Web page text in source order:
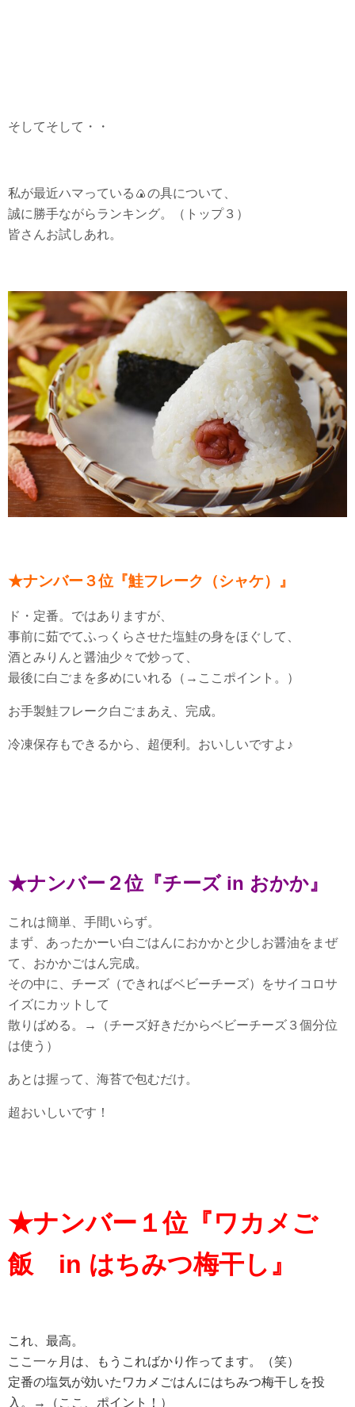
そしてそして・・
私が最近ハマっている🍙の具について、
誠に勝手ながらランキング。（トップ３）
皆さんお試しあれ。
★ナンバー３位『鮭フレーク（シャケ）』
ド・定番。ではありますが、
事前に茹でてふっくらさせた塩鮭の身をほぐして、
酒とみりんと醤油少々で炒って、
最後に白ごまを多めにいれる（→ここポイント。）
お手製鮭フレーク白ごまあえ、完成。
冷凍保存もできるから、超便利。おいしいですよ♪
★ナンバー２位『チーズ in おかか』
これは簡単、手間いらず。
まず、あったかーい白ごはんにおかかと少しお醤油をまぜ
て、 おかかごはん完成。
その中に、チーズ（できればベビーチーズ）をサイコロサ
イズにカットして
散りばめる。→（チーズ好きだからベビーチーズ３個分位
は使う）
あとは握って、海苔で包むだけ。
超おいしいです！
★ナンバー１位『ワカメご
飯 in はちみつ梅干し』
これ、最高。
ここ一ヶ月は、もうこればかり作ってます。（笑）
定番の塩気が効いたワカメごはんにはちみつ梅干しを投
入。→（ここ、ポイント！）